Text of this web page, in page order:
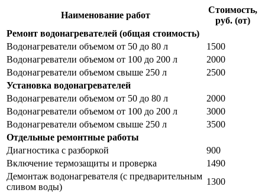
Наименование работ
Стоимость,
руб. (от)
Ремонт водонагревателей (общая стоимость)
Водонагреватели объемом от 50 до 80 л
1500
Водонагреватели объемом от 100 до 200 л
2000
Водонагреватели объемом свыше 250 л
2500
Установка водонагревателей
Водонагреватели объемом от 50 до 80 л
2000
Водонагреватели объемом от 100 до 200 л
3000
Водонагреватели объемом свыше 250 л
3500
Отдельные ремонтные работы
Диагностика с разборкой
900
Включение термозащиты и проверка
1490
Демонтаж водонагревателя (с предварительным
сливом воды)
1300